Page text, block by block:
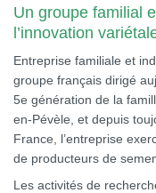
Un groupe familial
l’innovation
Entreprise familiale et
groupe français dirigé
5e génération de la
en-Pévèle, et depuis
France, l’entreprise
de producteurs de
Les activités de